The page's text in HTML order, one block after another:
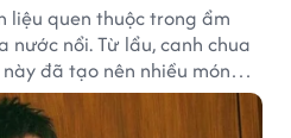
liệu quen thuộc trong ẩm
nổi. Từ lẩu, canh chua
đã tạo nên nhiều món
quên.